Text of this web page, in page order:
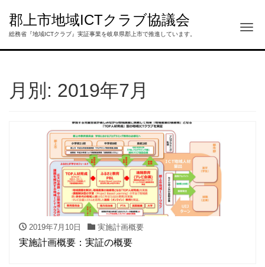
郡上市地域ICTクラブ協議会
総務省『地域ICTクラブ』実証事業を岐阜県郡上市で推進しています。
月別: 2019年7月
2019年7月10日 実施計画概要
実施計画概要：実証の概要